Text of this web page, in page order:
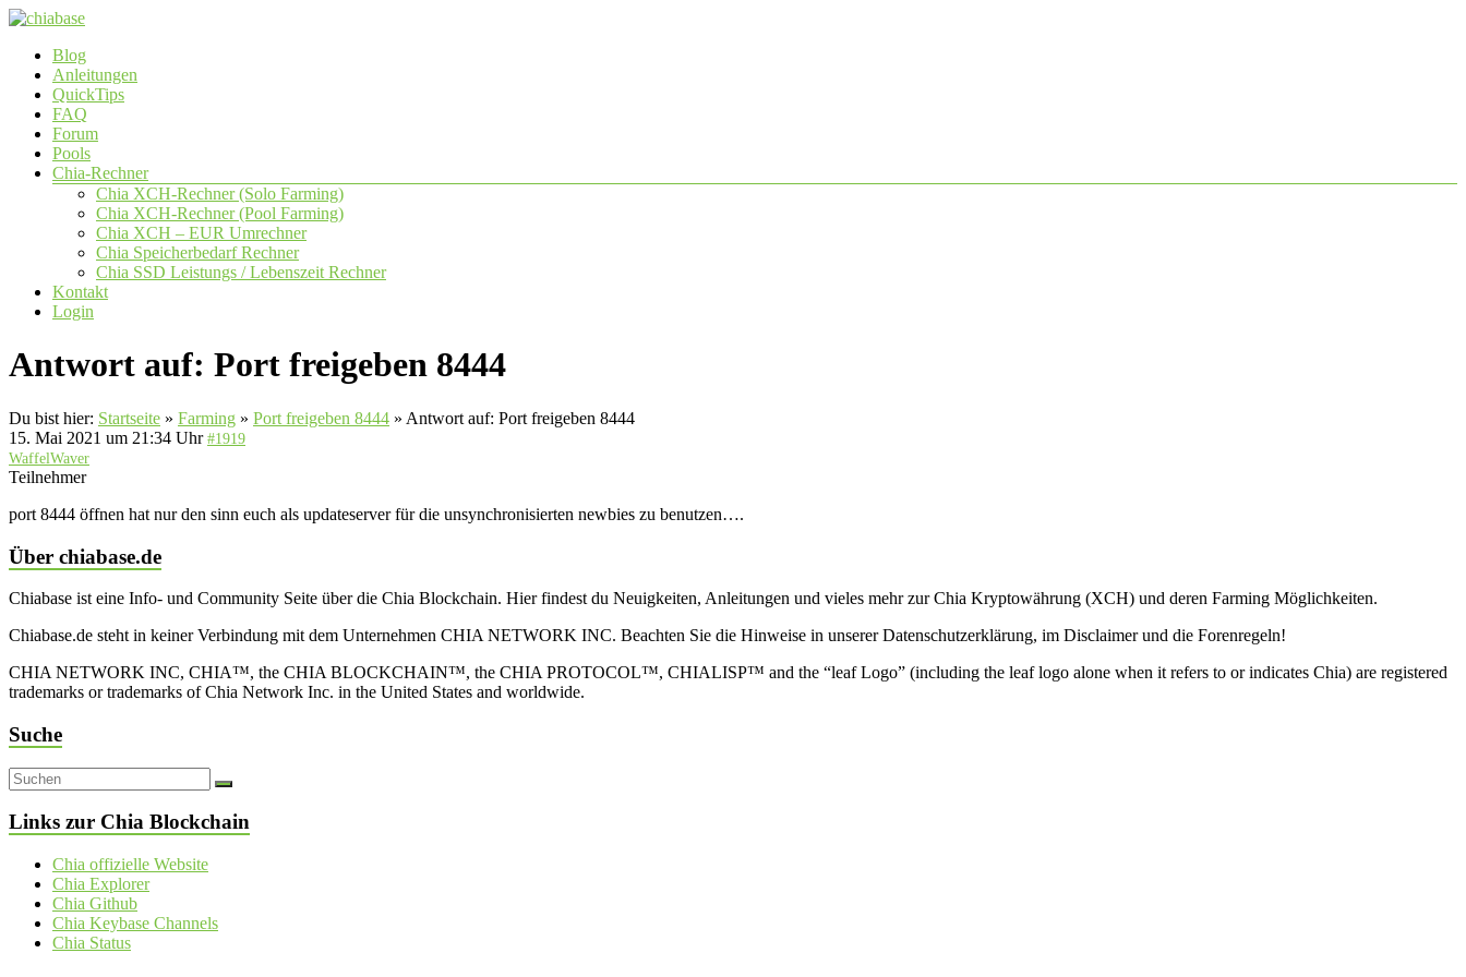
Zum
springen
chiabase
CHIA
Info-
Community
Seite
Menü
Blog
Anleitungen
QuickTips
FAQ
Forum
Pools
Chia-Rechner
Chia XCH-Rechner (Solo Farming)
Chia XCH-Rechner (Pool Farming)
Chia XCH – EUR Umrechner
Chia Speicherbedarf Rechner
Chia SSD Leistungs / Lebenszeit Rechner
Kontakt
Login
Antwort auf: Port freigeben 8444
Du bist hier: Startseite » Farming » Port freigeben 8444 » Antwort auf: Port freigeben 8444
15. Mai 2021 um 21:34 Uhr #1919
WaffelWaver
Teilnehmer
port 8444 öffnen hat nur den sinn euch als updateserver für die unsynchronisierten newbies zu benutzen….
Über chiabase.de
Chiabase ist eine Info- und Community Seite über die Chia Blockchain. Hier findest du Neuigkeiten, Anleitungen und vieles mehr zur Chia Kryptowährung (XCH) und deren Farming Möglichkeiten.
Chiabase.de steht in keiner Verbindung mit dem Unternehmen CHIA NETWORK INC. Beachten Sie die Hinweise in unserer Datenschutzerklärung, im Disclaimer und die Forenregeln!
CHIA NETWORK INC, CHIA™, the CHIA BLOCKCHAIN™, the CHIA PROTOCOL™, CHIALISP™ and the “leaf Logo” (including the leaf logo alone when it refers to or indicates Chia) are registered
trademarks or trademarks of Chia Network Inc. in the United States and worldwide.
Suche
Links zur Chia Blockchain
Chia offizielle Website
Chia Explorer
Chia Github
Chia Keybase Channels
Chia Status